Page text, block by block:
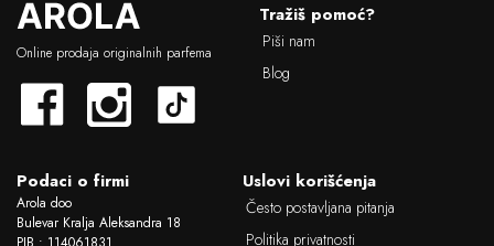
L
o
g
Online prodaja originalnih parfema
Tražiš pomoć?
Piši nam
Blog
Podaci o firmi
Arola doo
Bulevar Kralja Aleksandra 18
Uslovi korišćenja
Često postavljana pitanja
Politika privatnosti